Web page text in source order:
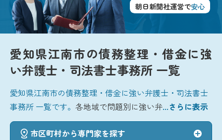
朝日新聞社運営で安心
愛知県江南市の債務整理・借金に強
い弁護士・司法書士事務所 一覧
愛知県江南市の債務整理・借金に強い弁護士・司法書士
事務所 一覧です。各地域で問題別に強い弁...さらに表示
市区町村から専門家を探す